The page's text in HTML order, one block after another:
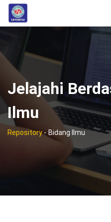
Jelajahi
Ilmu
Repository- Bidang Ilmu